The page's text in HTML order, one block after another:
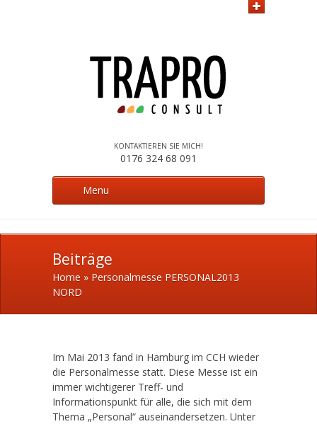
KONTAKTIEREN SIE MICH!
0176 324 68 091
Menu
Beiträge
Home » Personalmesse PERSONAL2013
NORD
Im Mai 2013 fand in Hamburg im CCH wieder
die Personalmesse statt. Diese Messe ist ein
immer wichtigerer Treff- und
Informationspunkt für alle, die sich mit dem
Thema „Personal“ auseinandersetzen. Unter